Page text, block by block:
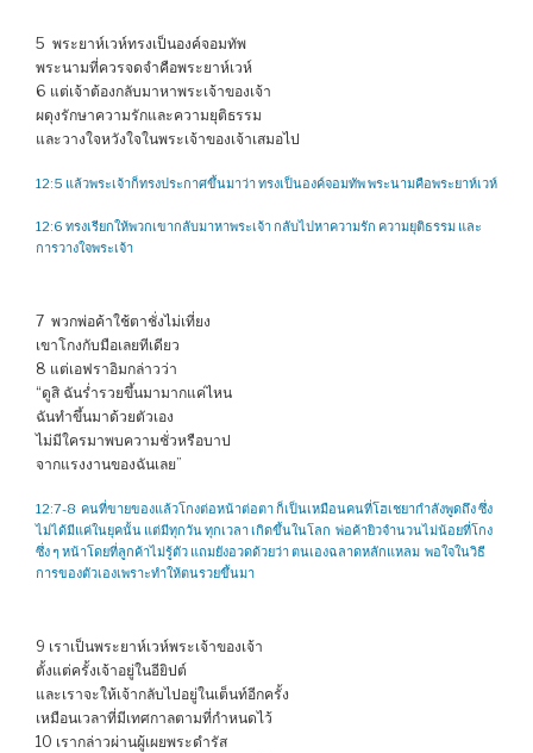
5 พระยาห์เวห์ทรงเป็นองค์จอมทัพ
พระนามที่ควรจดจำคือพระยาห์เวห์
6 แต่เจ้าต้องกลับมาหาพระเจ้าของเจ้า
ผดุงรักษาความรักและความยุติธรรม
และวางใจหวังใจในพระเจ้าของเจ้าเสมอไป
12:5 แล้วพระเจ้าก็ทรงประกาศขึ้นมาว่า ทรงเป็นองค์จอมทัพ พระนามคือพระยาห์เวห์
12:6 ทรงเรียกให้พวกเขากลับมาหาพระเจ้า กลับไปหาความรัก ความยุติธรรม และ
การวางใจพระเจ้า
7 พวกพ่อค้าใช้ตาชั่งไม่เที่ยง
เขาโกงกับมือเลยทีเดียว
8 แต่เอฟราอิมกล่าวว่า
“ดูสิ ฉันร่ำรวยขึ้นมามากแค่ไหน
ฉันทำขึ้นมาด้วยตัวเอง
ไม่มีใครมาพบความชั่วหรือบาป
จากแรงงานของฉันเลย”
12:7-8 คนที่ขายของแล้วโกงต่อหน้าต่อตา ก็เป็นเหมือนคนที่โฮเชยากำลังพูดถึง ซึ่ง
ไม่ได้มีแค่ในยุคนั้น แต่มีทุกวัน ทุกเวลา เกิดขึ้นในโลก พ่อค้ายิวจำนวนไม่น้อยที่โกง
ซึ่ง ๆ หน้าโดยที่ลูกค้าไม่รู้ตัว แถมยังอวดด้วยว่า ตนเองฉลาดหลักแหลม พอใจในวิธี
การของตัวเองเพราะทำให้ตนรวยขึ้นมา
9 เราเป็นพระยาห์เวห์พระเจ้าของเจ้า
ตั้งแต่ครั้งเจ้าอยู่ในอียิปต์
และเราจะให้เจ้ากลับไปอยู่ในเต็นท์อีกครั้ง
เหมือนเวลาที่มีเทศกาลตามที่กำหนดไว้
10 เรากล่าวผ่านผู้เผยพระดำรัส